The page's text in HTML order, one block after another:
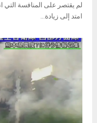
لم يقتصر على المنافسة التي
امتد إلى زيادة...